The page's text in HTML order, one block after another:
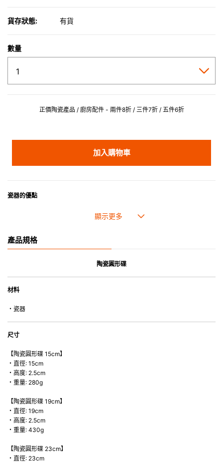
貨存狀態: 有貨
數量
正價陶瓷產品 / 廚房配件 - 兩件8折 / 三件7折 / 五件6折
加入購物車
瓷器的優點
• 耐熱性極佳，適用於微波爐，也可放入焗爐，耐熱程度高達260℃。
• 可用於洗碗機。
• 合乎食用安全的塗層表面，幾乎不黏，食物容易脫落，清洗方便。
*不可直接用於熱源上
產品規格
陶瓷圓形碟
材料
・瓷器
尺寸
【陶瓷圓形碟 15cm】
・直徑: 15cm
・高度: 2.5cm
・重量: 280g
【陶瓷圓形碟 19cm】
・直徑: 19cm
・高度: 2.5cm
・重量: 430g
【陶瓷圓形碟 23cm】
・直徑: 23cm